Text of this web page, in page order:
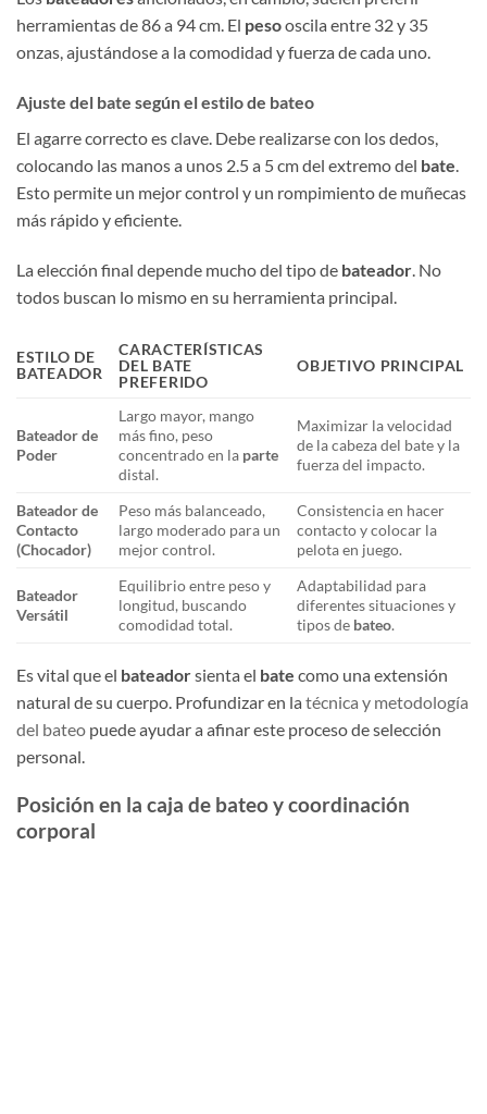
herramientas de 86 a 94 cm. El pesooscila entre 32 y 35
onzas, ajustándose a la comodidad y fuerza de cada uno.
Ajuste del bate según el estilo de bateo
El agarre correcto es clave. Debe realizarse con los dedos,
colocando las manos a unos 2.5 a 5 cm del extremo del bate.
Esto permite un mejor control y un rompimiento de muñecas
más rápido y eficiente.
La elección final depende mucho del tipo de bateador. No
todos buscan lo mismo en su herramienta principal.
ESTILO DE
BATEADOR
CARACTERÍSTICAS
DEL BATE
PREFERIDO
OBJETIVO PRINCIPAL
Bateador de
Poder
Largo mayor, mango
más fino, peso
concentrado en la parte
distal.
Maximizar la velocidad
de la cabeza del bate y la
fuerza del impacto.
Bateador de
Contacto
(Chocador)
Peso más balanceado,
largo moderado para un
mejor control.
Consistencia en hacer
contacto y colocar la
pelota en juego.
Bateador
Versátil
Equilibrio entre peso y
longitud, buscando
comodidad total.
Adaptabilidad para
diferentes situaciones y
tipos de bateo.
Es vital que el bateadorsienta el bate como una extensión
natural de su cuerpo. Profundizar en la técnica y metodología
del bateo puede ayudar a afinar este proceso de selección
personal.
Posición en la caja de bateo y coordinación
corporal